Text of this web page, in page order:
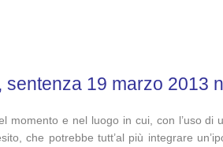
19 marzo 2013
momento e nel luogo in cui, con l’uso
che potrebbe tutt’al più integrare